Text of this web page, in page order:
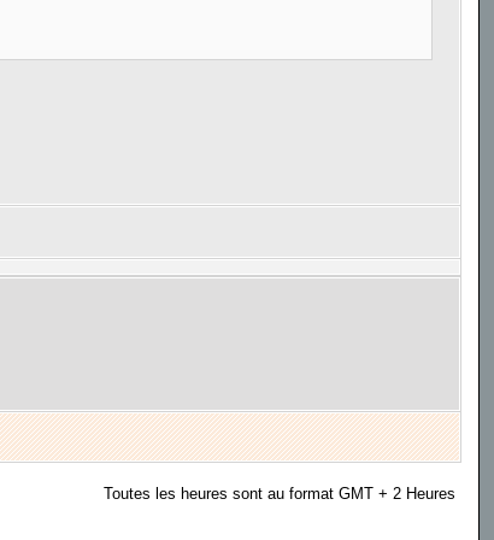
Toutes les heures sont au format GMT + 2 Heures